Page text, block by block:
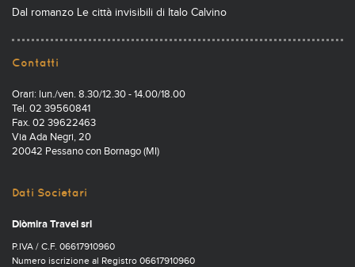
Dal romanzo Le città invisibili di Italo Calvino
Contatti
Orari: lun./ven. 8.30/12.30 - 14.00/18.00
Tel. 02 39560841
Fax. 02 39622463
Via Ada Negri, 20
20042 Pessano con Bornago (MI)
Dati Societari
Diòmira Travel srl
P.IVA / C.F. 06617910960
Numero iscrizione al Registro 06617910960